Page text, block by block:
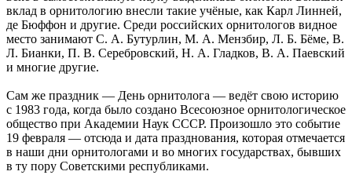
вклад в орнитологию внесли такие учёные, как Карл Линней,
де Бюффон и другие. Среди российских орнитологов видное
место занимают С. А. Бутурлин, М. А. Мензбир, Л. Б. Бёме, В.
Л. Бианки, П. В. Серебровский, Н. А. Гладков, В. А. Паевский
и многие другие.
Сам же праздник — День орнитолога — ведёт свою историю
с 1983 года, когда было создано Всесоюзное орнитологическое
общество при Академии Наук СССР. Произошло это событие
19 февраля — отсюда и дата празднования, которая отмечается
в наши дни орнитологами и во многих государствах, бывших
в ту пору Советскими республиками.